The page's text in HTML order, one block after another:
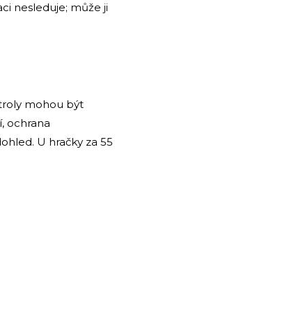
nesleduje; může ji
mohou být
ochrana
U hračky za 55